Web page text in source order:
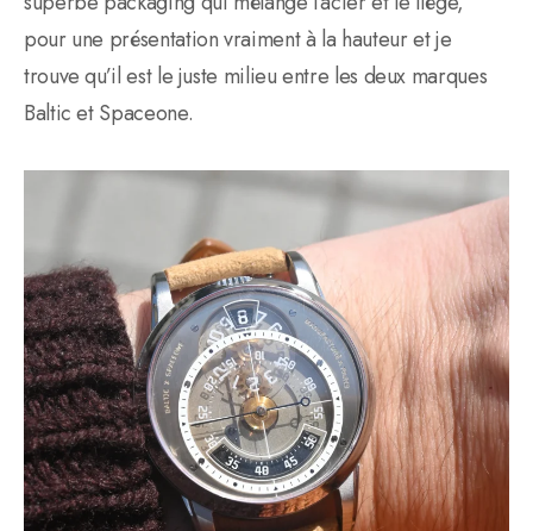
pour une présentation vraiment à la hauteur et je
trouve qu’il est le juste milieu entre les deux marques
Baltic et Spaceone.